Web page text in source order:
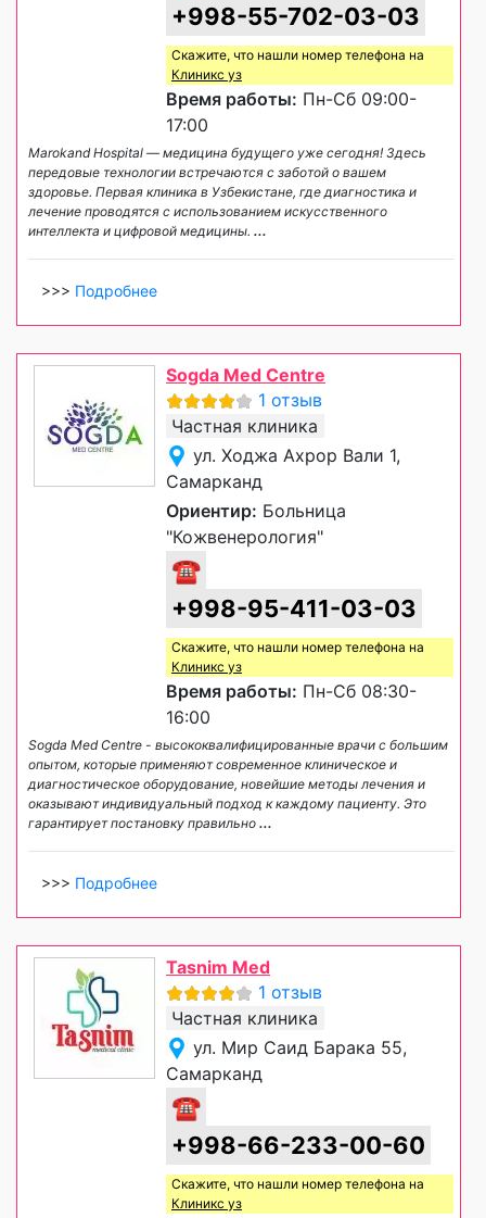
+998-55-702-03-03
Скажите, что нашли номер телефона на
Клиникс уз
Время работы: Пн-Сб 09:00-
17:00
Marokand Hospital — медицина будущего уже сегодня! Здесь
передовые технологии встречаются с заботой о вашем
здоровье. Первая клиника в Узбекистане, где диагностика и
лечение проводятся с использованием искусственного
интеллекта и цифровой медицины. ...
>>> Подробнее
Sogda Med Centre
1 отзыв
Частная клиника
ул. Ходжа Ахрор Вали 1,
Самарканд
Ориентир: Больница
"Кожвенерология"
☎
+998-95-411-03-03
Скажите, что нашли номер телефона на
Клиникс уз
Время работы: Пн-Сб 08:30-
16:00
Sogda Med Centre - высококвалифицированные врачи с большим
опытом, которые применяют современное клиническое и
диагностическое оборудование, новейшие методы лечения и
оказывают индивидуальный подход к каждому пациенту. Это
гарантирует постановку правильно ...
>>> Подробнее
Tasnim Med
1 отзыв
Частная клиника
ул. Мир Саид Барака 55,
Самарканд
☎
+998-66-233-00-60
Скажите, что нашли номер телефона на
Клиникс уз